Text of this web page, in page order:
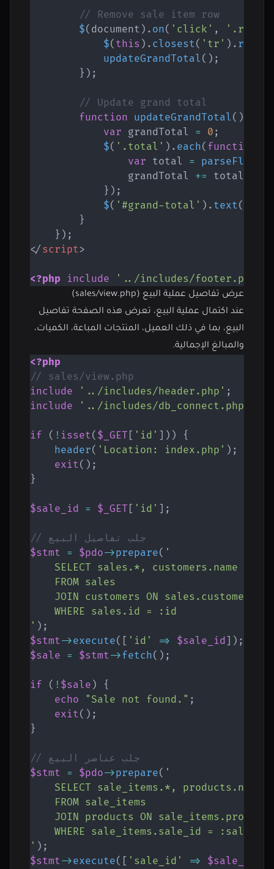
// Remove sale item row
$( document ) . on( 'click' ,
$( this ) . closest( 'tr' ) . remove
updateGrandTotal ( ) ;
} ) ;
// Update grand total
function updateGrandTotal ( )
var grandTotal = 0 ;
$( '.total' ) . each( function
var total = parseFloat
                grandTotal
+= total
} ) ;
$( '#grand-total' ) . text(
}
} ) ;
</ script>
<?php include '../includes/footer.php'
عرض تفاصيل عملية البيع (sales/view.php)
عند اكتمال عملية البيع، تعرض هذه الصفحة تفاصيل
البيع، بما في ذلك العميل، المنتجات المباعة، الكميات،
والمبالغ الإجمالية.
<?php
// sales/view.php
include
'../includes/header.php' ;
include
'../includes/db_connect.php'
if ( ! isset( $_GET 'id' ) )
{
header( 'Location: index.php' ) ;
exit( ) ;
}
$sale_id = $_GET 'id' ;
// جلب تفاصيل البيع
$stmt = $pdo->prepare( '
SELECT sales.*, customers.name AS
    FROM sales
JOIN customers ON sales.customer_id
    WHERE sales.id = :id
' ) ;
$stmt->execute( 'id' => $sale_id ) ;
$sale = $stmt->fetch( ) ;
if ( ! $sale )
{
echo
"Sale not found." ;
exit( ) ;
}
// جلب عناصر البيع
$stmt = $pdo->prepare( '
SELECT sale_items.*, products.name
    FROM sale_items
JOIN products ON
    WHERE sale_items.sale_id = :sale_id
' ) ;
$stmt->execute( 'sale_id' => $sale_id